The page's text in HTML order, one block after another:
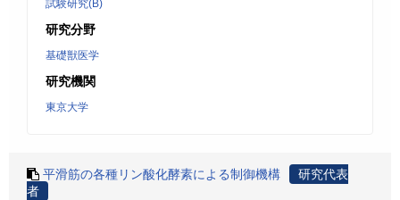
試験研究(B)
研究分野
基礎獣医学
研究機関
東京大学
平滑筋の各種リン酸化酵素による制御機構
研究代表
者